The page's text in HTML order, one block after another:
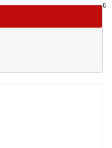
6